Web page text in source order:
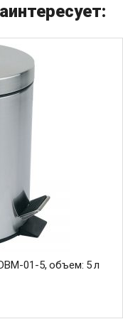
01-5, объем: 5 л